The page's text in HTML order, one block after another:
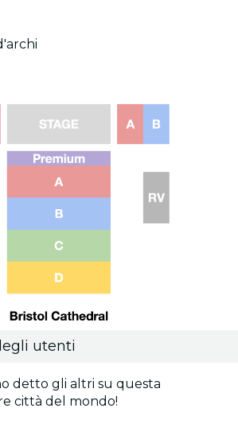
utenti
detto gli altri su questa
città del mondo!